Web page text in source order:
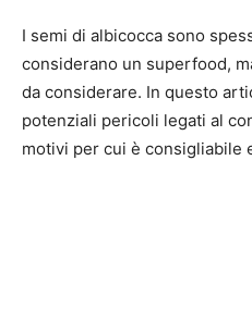
I semi di albicocca sono
considerano un superfood,
da considerare. In questo
potenziali pericoli legati al
motivi per cui è consigliabile